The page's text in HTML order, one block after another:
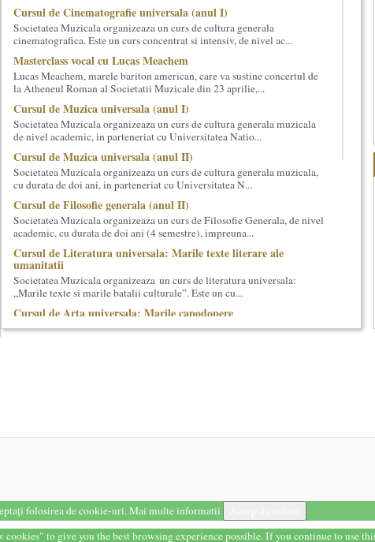
Cursul de Cinematografie universala (anul I)
Societatea Muzicala organizeaza un curs de cultura generala
cinematografica. Este un curs concentrat si intensiv, de nivel ac...
Masterclass vocal cu Lucas Meachem
Lucas Meachem, marele bariton american, care va sustine concertul de
la Atheneul Roman al Societatii Muzicale din 23 aprilie,...
Cursul de Muzica universala (anul I)
Societatea Muzicala organizeaza un curs de cultura generala muzicala
de nivel academic, in parteneriat cu Universitatea Natio...
Cursul de Muzica universala (anul II)
Societatea Muzicala organizeaza un curs de cultura generala muzicala,
cu durata de doi ani, in parteneriat cu Universitatea N...
Cursul de Filosofie generala (anul II)
Societatea Muzicala organizeaza un curs de Filosofie Generala, de nivel
academic, cu durata de doi ani (4 semestre), impreuna...
Cursul de Literatura universala: Marile texte literare ale
umanitatii
Societatea Muzicala organizeaza un curs de literatura universala:
„Marile texte si marile batalii culturale”. Este un cu...
Cursul de Arta universala: Marile capodopere
Societatea Muzicala organizeaza un curs de arta universala: "Marile
Bucurestiul Cultural Neconventional (sau Neconventionaliada - nume
Este un curs intensiv si concentrat, de nivel academ...
Cursul de Cinematografie universala: Marile capodopere si marii
realizatori (anul II)
folosirea de cookie-uri.Mai multe informatii
cookies" to give you the best browsing experience possible. If you continue to